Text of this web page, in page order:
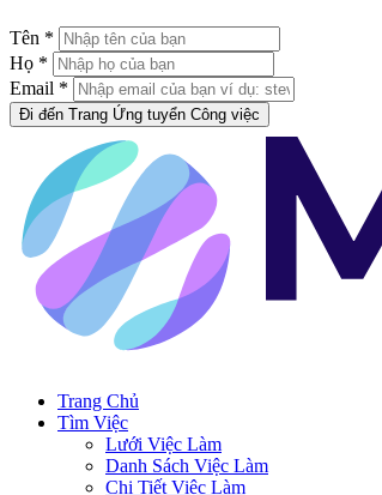
Tên *
Họ *
Email *
Đi đến Trang Ứng tuyển Công việc
Trang Chủ
Tìm Việc
Lưới Việc Làm
Danh Sách Việc Làm
Chi Tiết Việc Làm